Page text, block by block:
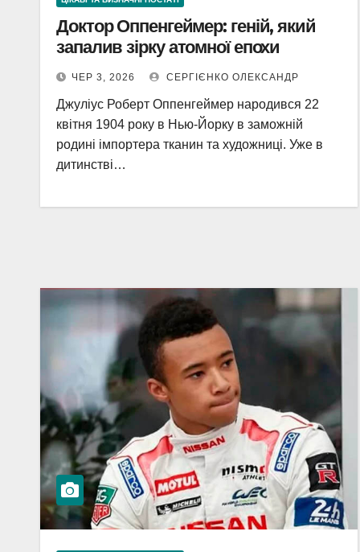
Доктор Оппенгеймер: геній, який
запалив зірку атомної епохи
ЧЕР 3, 2026 СЕРГІЄНКО ОЛЕКСАНДР
Джуліус Роберт Оппенгеймер народився 22
квітня 1904 року в Нью-Йорку в заможній
родині імпортера тканин та художниці. Уже в
дитинстві…